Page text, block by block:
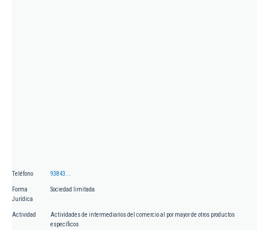
Teléfono 93843...
Forma
Jurídica
Sociedad limitada
Actividad
Actividades de intermediarios del comercio al por mayor de otros productos
específicos